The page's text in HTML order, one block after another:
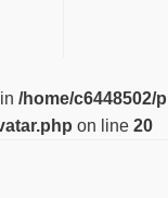
/home/c6448502/
on line 20